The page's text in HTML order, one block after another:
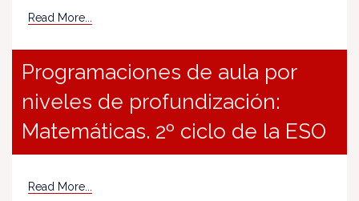
Read More...
Programaciones de aula por
niveles de profundización:
Matemáticas. 2º ciclo de la ESO
Read More...